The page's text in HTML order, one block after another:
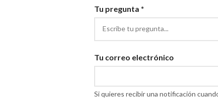
Tu pregunta *
Tu correo electrónico
Si quieres recibir una notificación